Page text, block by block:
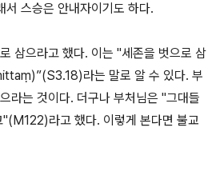
서 스승은 안내자이기도 하다.
삼으라고 했다. 이는 "세존을 벗으로 삼
ṃ)”(S3.18)라는 말로 알 수 있다. 부
라는 것이다. 더구나 부처님은 "그대들
"(M122)라고 했다. 이렇게 본다면 불교